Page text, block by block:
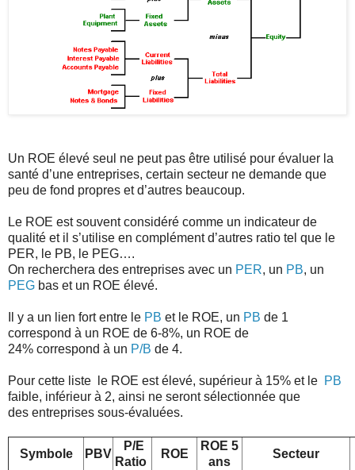
Un ROE élevé seul ne peut pas être utilisé pour évaluer la
santé d’une entreprises, certain secteur ne demande que
peu de fond propres et d’autres beaucoup.
Le ROE est souvent considéré comme un indicateur de
qualité et il s’utilise en complément d’autres ratio tel que le
PER, le PB, le PEG….
On recherchera des entreprises avec un PER, un PB, un
PEG bas et un ROE élevé.
Il y a un lien fort entre le PB et le ROE, un PB de 1
correspond à un ROE de 6-8%, un ROE de
24% correspond à un P/B de 4.
Pour cette liste le ROE est élevé, supérieur à 15% et le PB
faible, inférieur à 2, ainsi ne seront sélectionnée que
des entreprises sous-évaluées.
Symbole PBV
P/E
Ratio
ROE
ROE 5
ans
Secteur